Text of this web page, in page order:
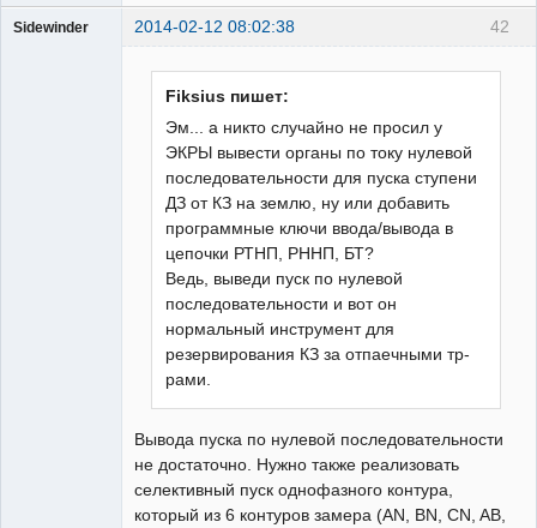
42
Sidewinder 2014-02-12 08:02:38
Fiksius пишет:
Эм... а никто случайно не просил у
ЭКРЫ вывести органы по току нулевой
последовательности для пуска ступени
ДЗ от КЗ на землю, ну или добавить
программные ключи ввода/вывода в
цепочки РТНП, РННП, БТ?
Ведь, выведи пуск по нулевой
последовательности и вот он
нормальный инструмент для
резервирования КЗ за отпаечными тр-
рами.
Вывода пуска по нулевой последовательности
не достаточно. Нужно также реализовать
селективный пуск однофазного контура,
который из 6 контуров замера (АN, BN, CN, AB,